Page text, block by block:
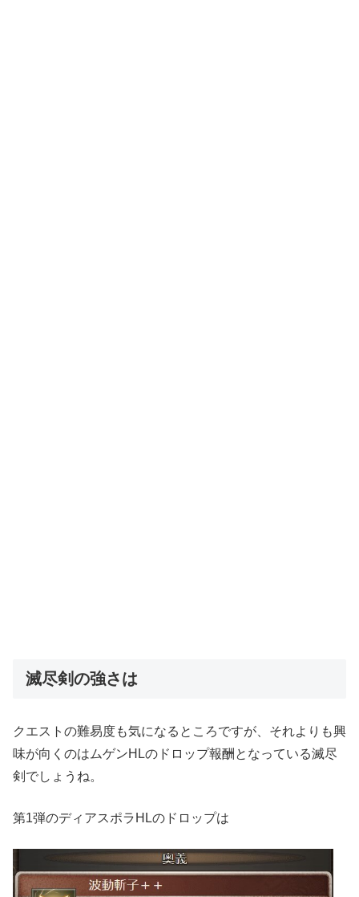
滅尽剣の強さは
クエストの難易度も気になるところですが、それよりも興
味が向くのはムゲンHLのドロップ報酬となっている滅尽
剣でしょうね。
第1弾のディアスポラHLのドロップは